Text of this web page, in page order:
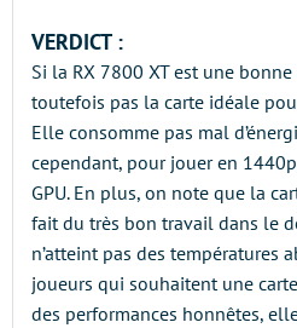
VERDICT :
Si la RX 7800 XT est une bonne
toutefois pas la carte idéale
Elle consomme pas mal
cependant, pour jouer en
GPU. En plus, on note que la
fait du très bon travail dans le
n’atteint pas des températures
joueurs qui souhaitent une
des performances honnêtes,